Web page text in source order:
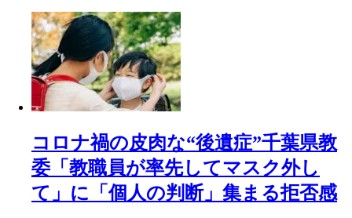
コロナ禍の皮肉な“後遺症”千葉県教
委「教職員が率先してマスク外し
て」に「個人の判断」集まる拒否感